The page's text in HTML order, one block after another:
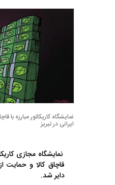
نمایشگاه‌ کاریکاتور مبارزه با
ایرانی در تبریز
نمایشگاه مجازی
قاچاق کالا و حمایت
دایر شد.